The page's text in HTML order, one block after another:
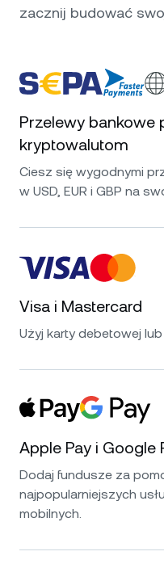
zacznij budować
Przelewy bankowe
kryptowalutom
Ciesz się wygodnymi
w USD, EUR i GBP na
Visa i Mastercard
Użyj karty debetowej
Apple Pay i Google
Dodaj fundusze za
najpopularniejszych
mobilnych.